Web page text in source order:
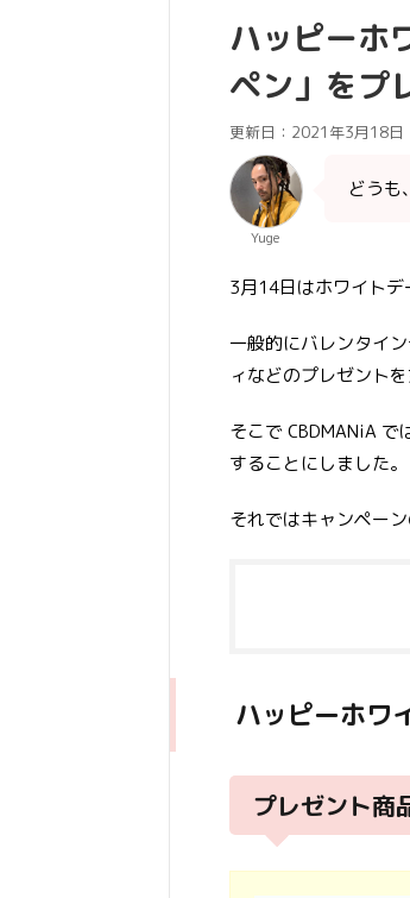
ハッピーホ
ペン」をプ
更新日： 2021年3月18日
Yuge
どうも
3月14日はホワイトデ
一般的にバレンタイ
ィなどのプレゼント
そこで CBDMANiA
することにしました。
それではキャンペーン
ハッピーホワ
プレゼント商